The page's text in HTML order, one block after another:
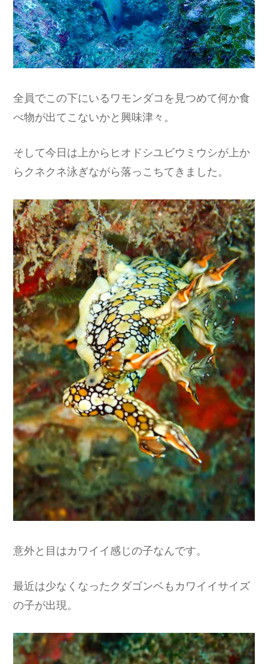
全員でこの下にいるワモンダコを見つめて何か食
べ物が出てこないかと興味津々。
そして今日は上からヒオドシユビウミウシが上か
らクネクネ泳ぎながら落っこちてきました。
意外と目はカワイイ感じの子なんです。
最近は少なくなったクダゴンベもカワイイサイズ
の子が出現。